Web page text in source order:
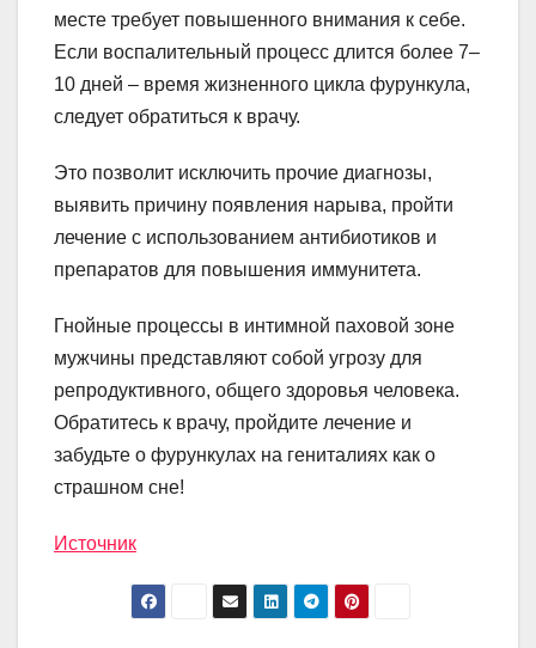
месте требует повышенного внимания к себе.
Если воспалительный процесс длится более 7–
10 дней – время жизненного цикла фурункула,
следует обратиться к врачу.
Это позволит исключить прочие диагнозы,
выявить причину появления нарыва, пройти
лечение с использованием антибиотиков и
препаратов для повышения иммунитета.
Гнойные процессы в интимной паховой зоне
мужчины представляют собой угрозу для
репродуктивного, общего здоровья человека.
Обратитесь к врачу, пройдите лечение и
забудьте о фурункулах на гениталиях как о
страшном сне!
Источник